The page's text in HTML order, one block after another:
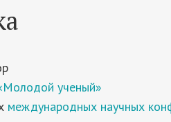
ученый»
международных научных